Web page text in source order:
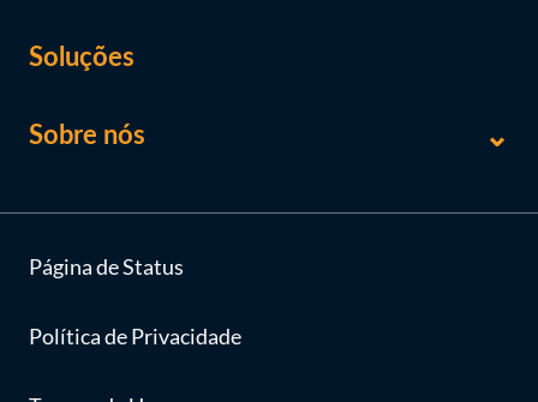
Página de Status
Política de Privacidade
Soluções
Sobre nós